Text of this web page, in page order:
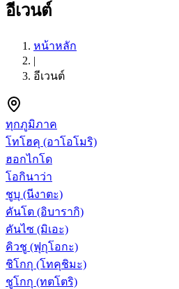
อีเวนต์
หน้าหลัก
|
อีเวนต์
ทุกภูมิภาค
โทโฮคุ (อาโอโมริ)
ฮอกไกโด
โอกินาว่า
ชูบุ (นีงาตะ)
คันโต (อิบารากิ)
คันไซ (มิเอะ)
คิวชู (ฟุกุโอกะ)
ชิโกกุ (โทคุชิมะ)
ชูโกกุ (ทตโตริ)